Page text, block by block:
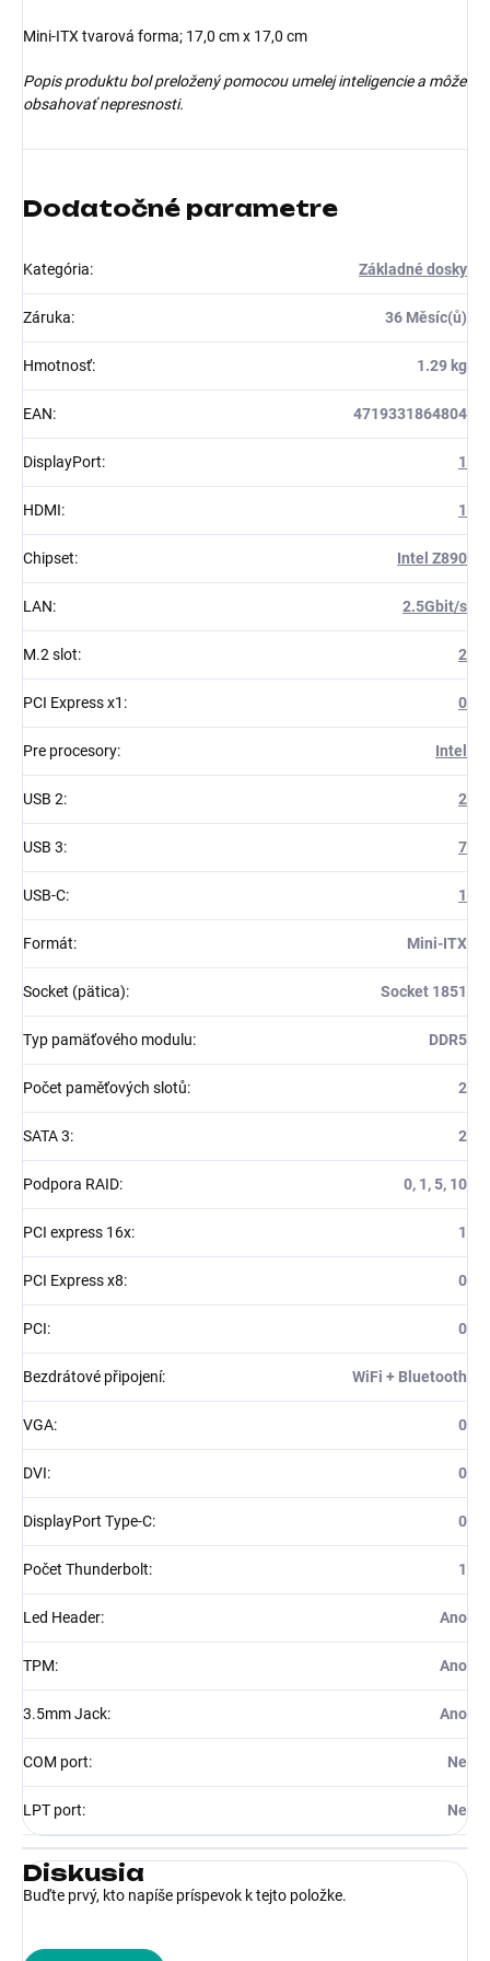
Mini-ITX tvarová forma; 17,0 cm x 17,0 cm
Popis produktu bol preložený pomocou umelej inteligencie a môže
obsahovať nepresnosti.
Dodatočné parametre
Kategória: Základné dosky
Záruka: 36 Měsíc(ů)
Hmotnosť: 1.29 kg
EAN: 4719331864804
DisplayPort: 1
HDMI: 1
Chipset: Intel Z890
LAN: 2.5Gbit/s
M.2 slot: 2
PCI Express x1 : 0
Pre procesory: Intel
USB 2: 2
USB 3: 7
USB-C: 1
Formát: Mini-ITX
Socket (pätica): Socket 1851
Typ pamäťového modulu: DDR5
Počet paměťových slotů: 2
SATA 3: 2
Podpora RAID: 0, 1, 5, 10
PCI express 16x: 1
PCI Express x8: 0
PCI: 0
Bezdrátové připojení: WiFi + Bluetooth
VGA: 0
DVI: 0
DisplayPort Type-C: 0
Počet Thunderbolt: 1
Led Header: Ano
TPM: Ano
3.5mm Jack: Ano
COM port: Ne
LPT port: Ne
Diskusia
Buďte prvý, kto napíše príspevok k tejto položke.